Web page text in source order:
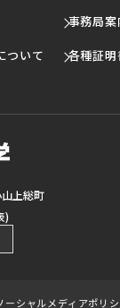
事務局案
ついて
各種証
上総町
)
ーシャルメディアポリ